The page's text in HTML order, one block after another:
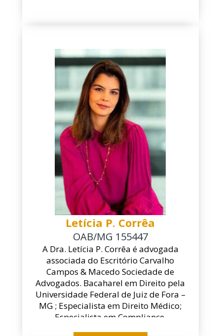
Letícia P. Corrêa
OAB/MG 155447
A Dra. Letícia P. Corrêa é advogada
associada do Escritório Carvalho
Campos & Macedo Sociedade de
Advogados. Bacaharel em Direito pela
Universidade Federal de Juiz de Fora –
MG ; Especialista em Direito Médico;
Especialista em Compliance,